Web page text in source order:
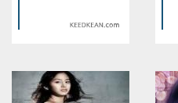
Warning: Use of undefined
constant article_topic -